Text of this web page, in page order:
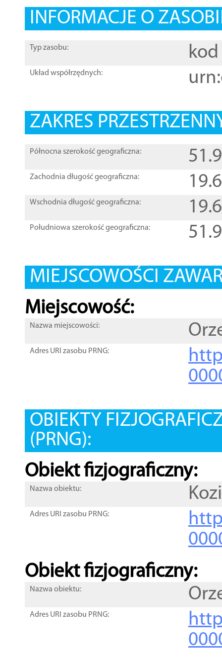
INFORMACJE O
Typ zasobu: kod
Układ współrzędnych:
ZAKRES
Północna szerokość geograficzna:
Zachodnia długość geograficzna:
Wschodnia długość geograficzna:
Południowa szerokość geograficzna:
MIEJSCOWOŚCI
Miejscowość:
Nazwa miejscowości:
Adres URI zasobu PRNG:
OBIEKTY
(PRNG):
Obiekt fizjograficzny:
Nazwa obiektu:
Adres URI zasobu PRNG:
Obiekt fizjograficzny:
Nazwa obiektu:
Adres URI zasobu PRNG: